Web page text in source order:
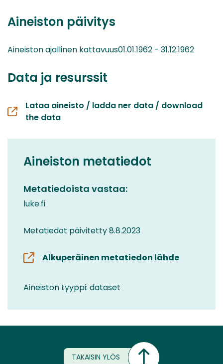
Aineiston päivitys
Aineiston ajallinen kattavuus01.01.1962 - 31.12.1962
Data ja resurssit
Lataa aineisto / ladda ner data / download
the data
Aineiston metatiedot
Metatiedoista vastaa:
luke.fi
Metatiedot päivitetty 8.8.2023
Alkuperäinen metatiedon lähde
Aineiston tyyppi: dataset
TAKAISIN YLÖS